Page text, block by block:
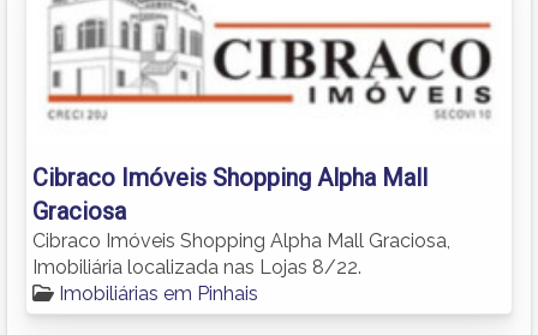
Cibraco Imóveis Shopping Alpha Mall
Graciosa
Cibraco Imóveis Shopping Alpha Mall Graciosa,
Imobiliária localizada nas Lojas 8/22.
Imobiliárias em Pinhais